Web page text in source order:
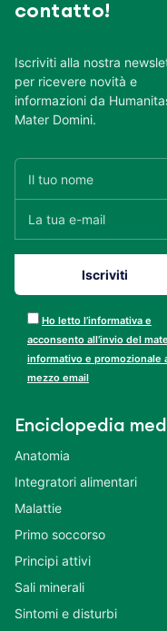
contatto!
Iscriviti alla nostra
per ricevere novità e
informazioni da
Mater Domini.
Ho letto l’informativa e
acconsento all’invio del
informativo e promozionale
mezzo email
Enciclopedia
Anatomia
Integratori alimentari
Malattie
Primo soccorso
Principi attivi
Sali minerali
Sintomi e disturbi